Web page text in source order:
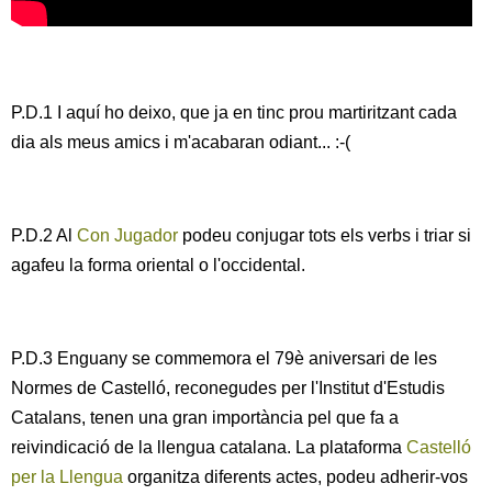
P.D.1 I aquí ho deixo, que ja en tinc prou martiritzant cada
dia als meus amics i m'acabaran odiant... :-(
P.D.2 Al Con Jugador podeu conjugar tots els verbs i triar si
agafeu la forma oriental o l'occidental.
P.D.3 Enguany se commemora el 79è aniversari de les
Normes de Castelló, reconegudes per l'Institut d'Estudis
Catalans, tenen una gran importància pel que fa a
reivindicació de la llengua catalana. La plataforma Castelló
per la Llengua organitza diferents actes, podeu adherir-vos